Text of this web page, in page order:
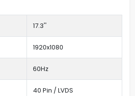
17.3''
1920x1080
60Hz
40 Pin / LVDS